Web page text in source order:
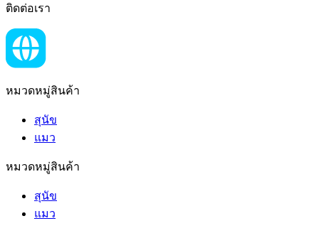
ติดต่อเรา
หมวดหมู่สินค้า
สุนัข
แมว
หมวดหมู่สินค้า
สุนัข
แมว